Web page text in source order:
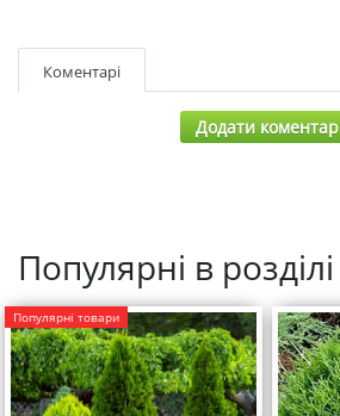
Коментарі
Додати коментар
Популярні в розділі
Популярні товари